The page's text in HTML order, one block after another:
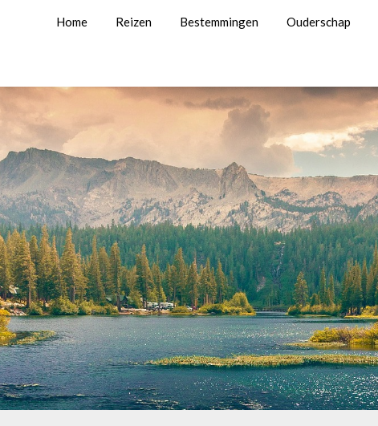
Home Reizen Bestemmingen Ouderschap